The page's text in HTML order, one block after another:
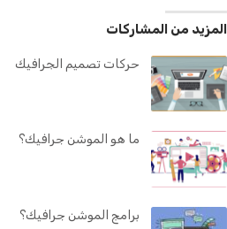
المزيد من المشاركات
حركات تصميم الجرافيك
ما هو الموشن جرافيك؟
برامج الموشن جرافيك؟